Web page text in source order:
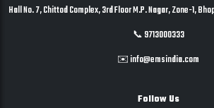
Hall No. 7, Chittod Complex, 3rd Floor M.P. Nagar, Zone-1,
📞 9713000333
✉️ info@emsindia.com
Follow Us